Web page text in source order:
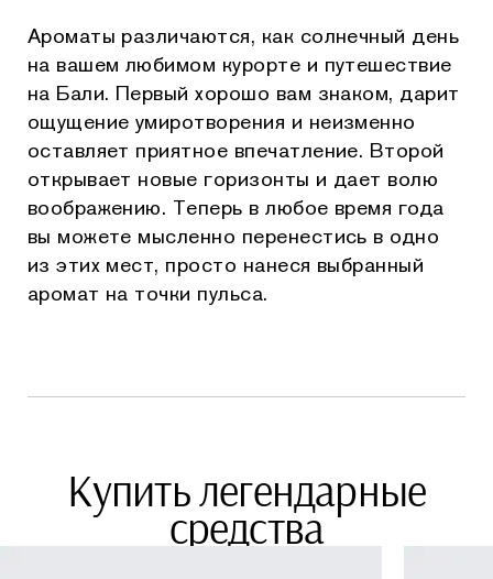
Ароматы различаются, как солнечный день
на вашем любимом курорте и путешествие
на Бали. Первый хорошо вам знаком, дарит
ощущение умиротворения и неизменно
оставляет приятное впечатление. Второй
открывает новые горизонты и дает волю
воображению. Теперь в любое время года
вы можете мысленно перенестись в одно
из этих мест, просто нанеся выбранный
аромат на точки пульса.
Купить легендарные
средства